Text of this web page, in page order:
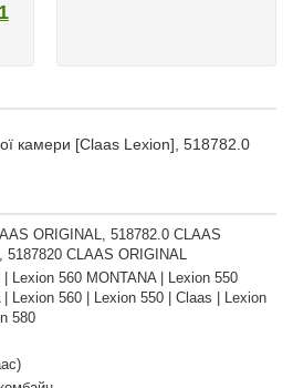
камери [Claas Lexion], 518782.0
ORIGINAL, 518782.0 CLAAS
5187820 CLAAS ORIGINAL
Lexion 560 MONTANA | Lexion 550
| Lexion 560 | Lexion 550 | Claas | Lexion
580